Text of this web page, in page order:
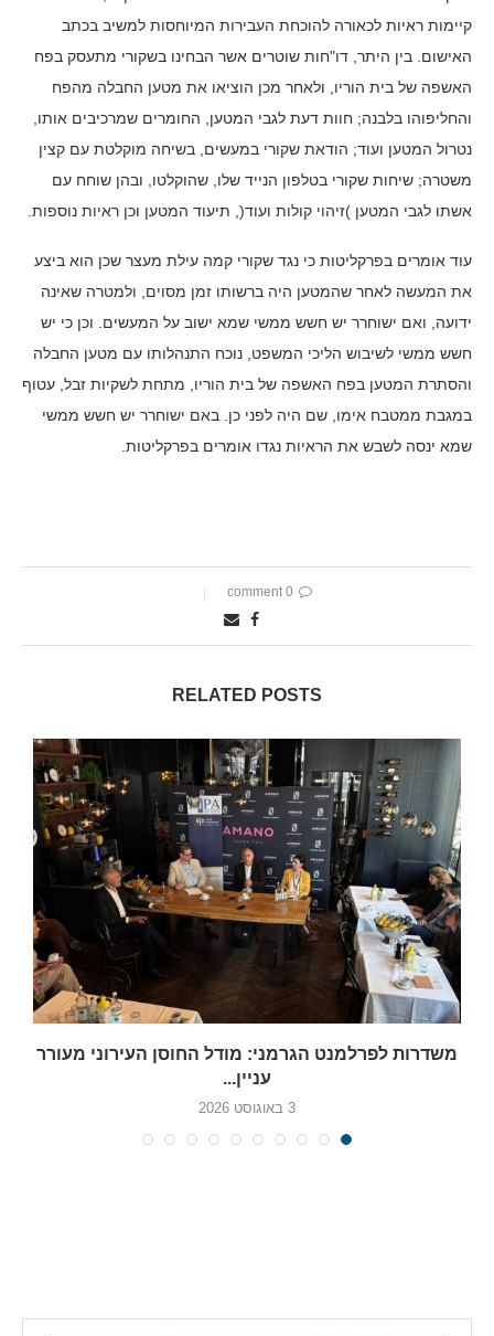
קיימות ראיות לכאורה להוכחת העבירות המיוחסות למשיב בכתב
האישום. בין היתר, דו"חות שוטרים אשר הבחינו בשקורי מתעסק בפח
האשפה של בית הוריו, ולאחר מכן הוציאו את מטען החבלה מהפח
והחליפוהו בלבנה; חוות דעת לגבי המטען, החומרים שמרכיבים אותו,
נטרול המטען ועוד; הודאת שקורי במעשים, בשיחה מוקלטת עם קצין
משטרה; שיחות שקורי בטלפון הנייד שלו, שהוקלטו, ובהן שוחח עם
אשתו לגבי המטען )זיהוי קולות ועוד(, תיעוד המטען וכן ראיות נוספות.
עוד אומרים בפרקליטות כי נגד שקורי קמה עילת מעצר שכן הוא ביצע
את המעשה לאחר שהמטען היה ברשותו זמן מסוים, ולמטרה שאינה
ידועה, ואם ישוחרר יש חשש ממשי שמא ישוב על המעשים. וכן כי יש
חשש ממשי לשיבוש הליכי המשפט, נוכח התנהלותו עם מטען החבלה
והסתרת המטען בפח האשפה של בית הוריו, מתחת לשקיות זבל, עטוף
במגבת ממטבח אימו, שם היה לפני כן. באם ישוחרר יש חשש ממשי
שמא ינסה לשבש את הראיות נגדו אומרים בפרקליטות.
0 comment
RELATED POSTS
משדרות לפרלמנט הגרמני: מודל החוסן העירוני מעורר
עניין...
3 באוגוסט 2026